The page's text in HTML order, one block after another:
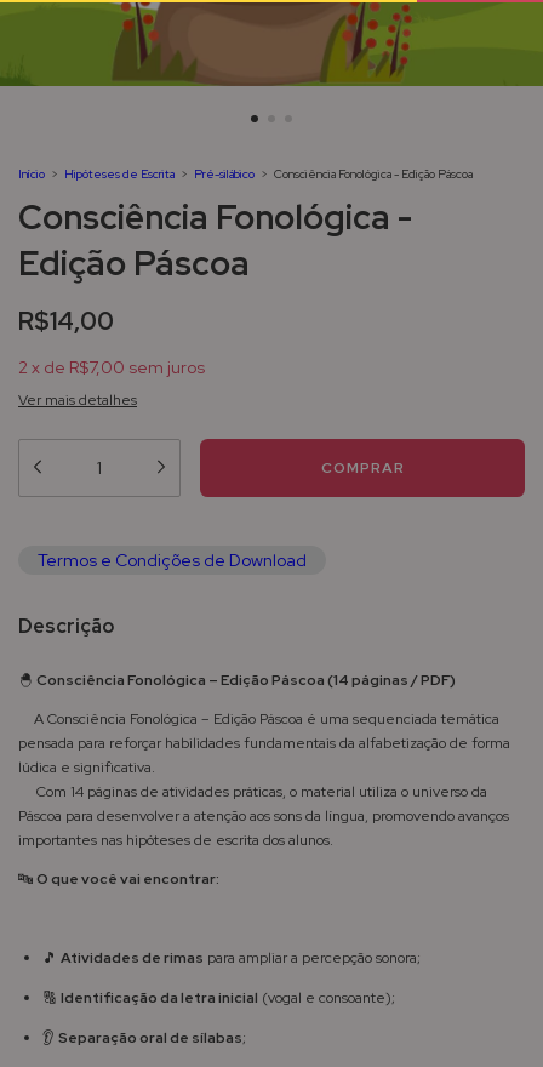
Início > Hipóteses de Escrita > Pré-silábico > Consciência Fonológica - Edição Páscoa
Consciência Fonológica -
Edição Páscoa
R$14,00
2 x de R$7,00 sem juros
Ver mais detalhes
Termos e Condições de Download
Descrição
🐣 Consciência Fonológica – Edição Páscoa (14 páginas / PDF)
A Consciência Fonológica – Edição Páscoa é uma sequenciada temática
pensada para reforçar habilidades fundamentais da alfabetização de forma
lúdica e significativa.
Com 14 páginas de atividades práticas, o material utiliza o universo da
Páscoa para desenvolver a atenção aos sons da língua, promovendo avanços
importantes nas hipóteses de escrita dos alunos.
🔤O que você vai encontrar:
🎵 Atividades de rimas para ampliar a percepção sonora;
🔠 Identificação da letra inicial (vogal e consoante);
👂 Separação oral de sílabas;